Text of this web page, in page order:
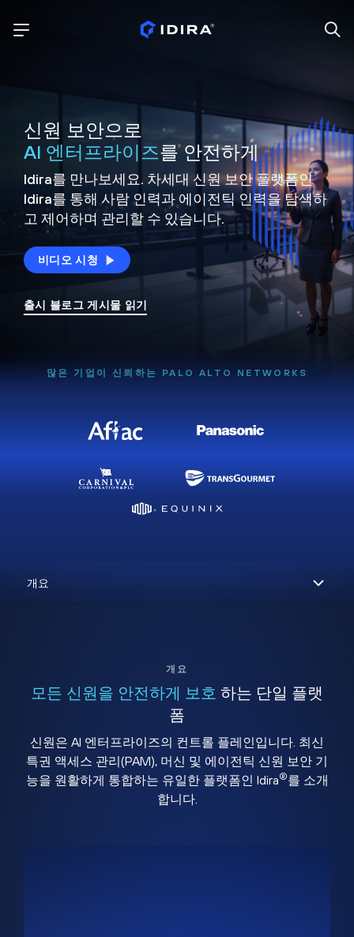
신원 보안으로
AI 엔터프라이즈를 안전하게
Idira를 만나보세요. 차세대 신원보안 플랫폼인
Idira를 통해 사람 인력과 에이전틱 인력을탐색하
고 제어하며 관리할 수 있습니다.
비디오 시청
출시 블로그 게시물 읽기
많은 기업이 신뢰하는 PALO ALTO NETWORKS
개요
모든 신원을 안전하게 보호 하는 단일 플랫
폼
신원은 AI 엔터프라이즈의 컨트롤 플레인입니다. 최신
특권 액세스 관리(PAM), 머신 및 에이전틱 신원 보안 기
능을 원활하게 통합하는 유일한 플랫폼인 Idira®를 소개
합니다.